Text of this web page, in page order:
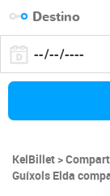
KelBillet
Guíxols Elda